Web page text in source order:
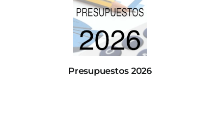
Presupuestos 2026